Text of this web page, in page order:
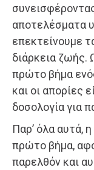
αποτελέσματα
επεκτείνουμε
διάρκεια ζωής.
πρώτο βήμα
και οι απορίες
δοσολογία για
Παρ’ όλα αυτά,
πρώτο βήμα,
παρελθόν και